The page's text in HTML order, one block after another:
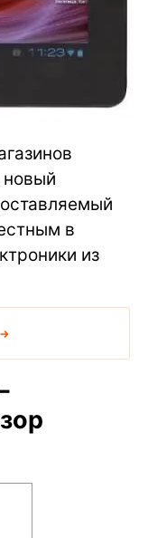
новый
в
из